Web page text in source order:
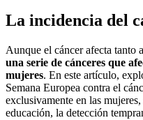
La incidencia del
Aunque el cáncer afecta tanto
una serie de cánceres que
mujeres. En este artículo,
Semana Europea contra el
exclusivamente en las
educación, la detección